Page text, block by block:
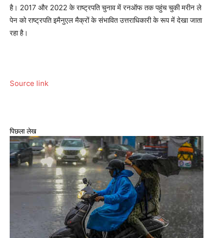
है। 2017 और 2022 के राष्ट्रपति चुनाव में रनऑफ तक पहुंच चुकी मरीन ले
पेन को राष्ट्रपति इमैनुएल मैक्रों के संभावित उत्तराधिकारी के रूप में देखा जाता
रहा है।
Source link
पिछला लेख